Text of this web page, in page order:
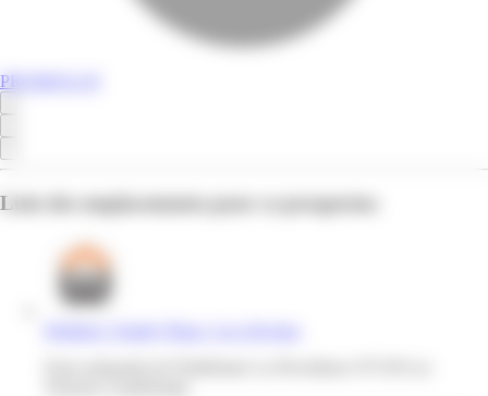
PROMOS.GP
Liste des emplacements pour ce prospectus